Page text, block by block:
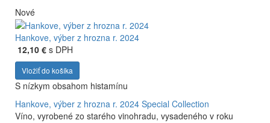
Nové
Hankove, výber z hrozna r. 2024
12,10 € s DPH
Vložiť do košíka
S nízkym obsahom histamínu
Hankove, výber z hrozna r. 2024 Special Collection
Víno, vyrobené zo starého vinohradu, vysadeného v roku